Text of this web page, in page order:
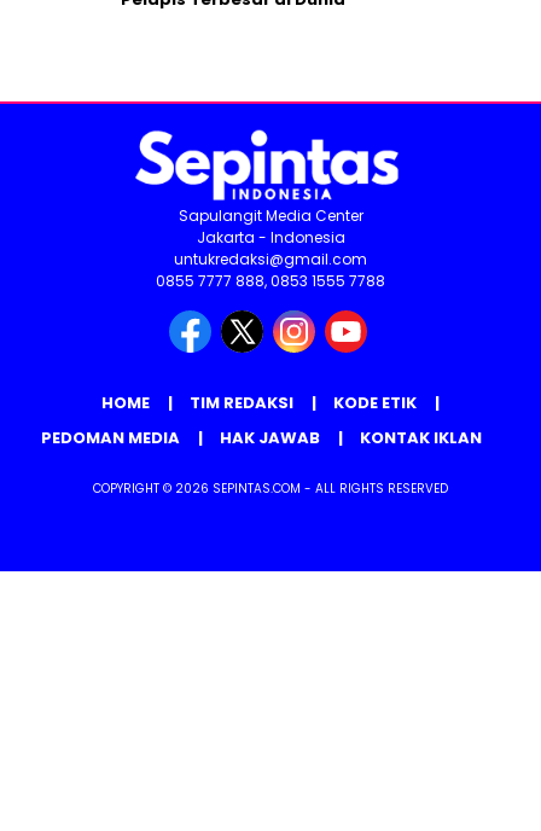
Sapulangit Media Center
Jakarta - Indonesia
untukredaksi@gmail.com
0855 7777 888, 0853 1555 7788
HOME TIM REDAKSI
KODE ETIK
PEDOMAN MEDIA
HAK JAWAB KONTAK IKLAN
COPYRIGHT © 2026 SEPINTAS.COM - ALL RIGHTS RESERVED